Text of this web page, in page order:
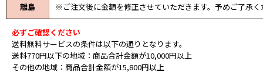
離島 ※ご注文後に金額を修正させていただきます。予めご了承く
必ずご確認ください
送料無料サービスの条件は以下の通りとなります。
送料770円以下の地域：商品合計金額が10,000円以上
その他の地域：商品合計金額が15,800円以上